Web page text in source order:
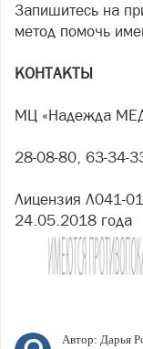
Запишитесь на
метод помочь
КОНТАКТЫ
МЦ «Надежда
28-08-80, 63-34-
Лицензия Л041-
24.05.2018 года
Автор: Дарья